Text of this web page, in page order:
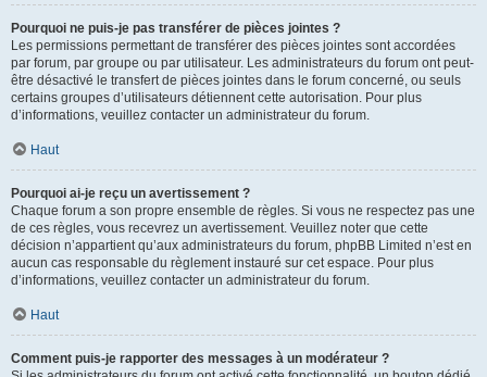
Pourquoi ne puis-je pas transférer de pièces jointes ?
Les permissions permettant de transférer des pièces jointes sont accordées
par forum, par groupe ou par utilisateur. Les administrateurs du forum ont peut-
être désactivé le transfert de pièces jointes dans le forum concerné, ou seuls
certains groupes d’utilisateurs détiennent cette autorisation. Pour plus
d’informations, veuillez contacter un administrateur du forum.
Haut
Pourquoi ai-je reçu un avertissement ?
Chaque forum a son propre ensemble de règles. Si vous ne respectez pas une
de ces règles, vous recevrez un avertissement. Veuillez noter que cette
décision n’appartient qu’aux administrateurs du forum, phpBB Limited n’est en
aucun cas responsable du règlement instauré sur cet espace. Pour plus
d’informations, veuillez contacter un administrateur du forum.
Haut
Comment puis-je rapporter des messages à un modérateur ?